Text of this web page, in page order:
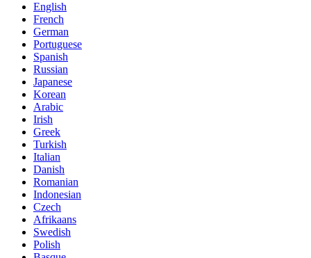
English
French
German
Portuguese
Spanish
Russian
Japanese
Korean
Arabic
Irish
Greek
Turkish
Italian
Danish
Romanian
Indonesian
Czech
Afrikaans
Swedish
Polish